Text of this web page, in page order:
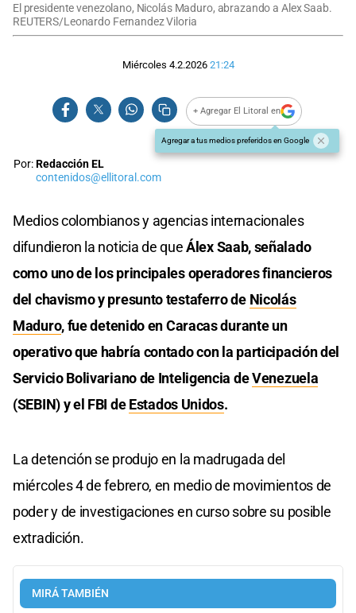
El presidente venezolano, Nicolás Maduro, abrazando a Alex Saab.
REUTERS/Leonardo Fernandez Viloria
Miércoles 4.2.2026 21:24
+ Agregar El Litoral en
Agregar a tus medios preferidos en Google
Por:Redacción EL
contenidos@ellitoral.com
Medios colombianos y agencias internacionales
difundieron la noticia de queÁlex Saab, señalado
como uno de los principales operadores financieros
del chavismo y presunto testaferro de Nicolás
Maduro, fue detenido en Caracas durante un
operativo que habría contado con la participación del
Servicio Bolivariano de Inteligencia deVenezuela
(SEBIN) y el FBI deEstados Unidos.
La detención se produjo en la madrugada del
miércoles 4 de febrero, en medio de movimientos de
poder y de investigaciones en curso sobre su posible
extradición.
MIRÁ TAMBIÉN